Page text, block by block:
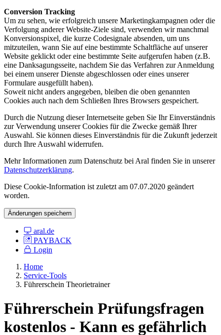
Conversion Tracking
Um zu sehen, wie erfolgreich unsere Marketingkampagnen oder die
Verfolgung anderer Website-Ziele sind, verwenden wir manchmal
Konversionspixel, die kurze Codesignale absenden, um uns
mitzuteilen, wann Sie auf eine bestimmte Schaltfläche auf unserer
Website geklickt oder eine bestimmte Seite aufgerufen haben (z.B.
eine Danksagungsseite, nachdem Sie das Verfahren zur Anmeldung
bei einem unserer Dienste abgeschlossen oder eines unserer
Formulare ausgefüllt haben).
Soweit nicht anders angegeben, bleiben die oben genannten
Cookies auch nach dem Schließen Ihres Browsers gespeichert.
Durch die Nutzung dieser Internetseite geben Sie Ihr Einverständnis
zur Verwendung unserer Cookies für die Zwecke gemäß Ihrer
Auswahl. Sie können dieses Einverständnis für die Zukunft jederzeit
durch Ihre Auswahl widerrufen.
Mehr Informationen zum Datenschutz bei Aral finden Sie in unserer
Datenschutzerklärung.
Diese Cookie-Information ist zuletzt am 07.07.2020 geändert
worden.
Änderungen speichern
aral.de
PAYBACK
Login
Home
Service-Tools
Führerschein Theorietrainer
Führerschein Prüfungsfragen
kostenlos - Kann es gefährlich